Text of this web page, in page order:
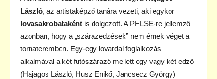
László, az artistaképző tanára vezeti, aki egykor
lovasakrobataként is dolgozott. A PHLSE-re jellemző
azonban, hogy a „szárazedzések” nem érnek véget a
tornateremben. Egy-egy lovardai foglalkozás
alkalmával a két futószárazó mellett egy vagy két edző
(Hajagos László, Husz Enikő, Jancsecz György)